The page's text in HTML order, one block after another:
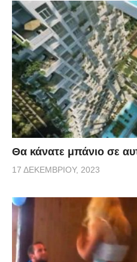
Θα κάνατε μπάνιο σε
17 ΔΕΚΕΜΒΡΊΟΥ, 2023